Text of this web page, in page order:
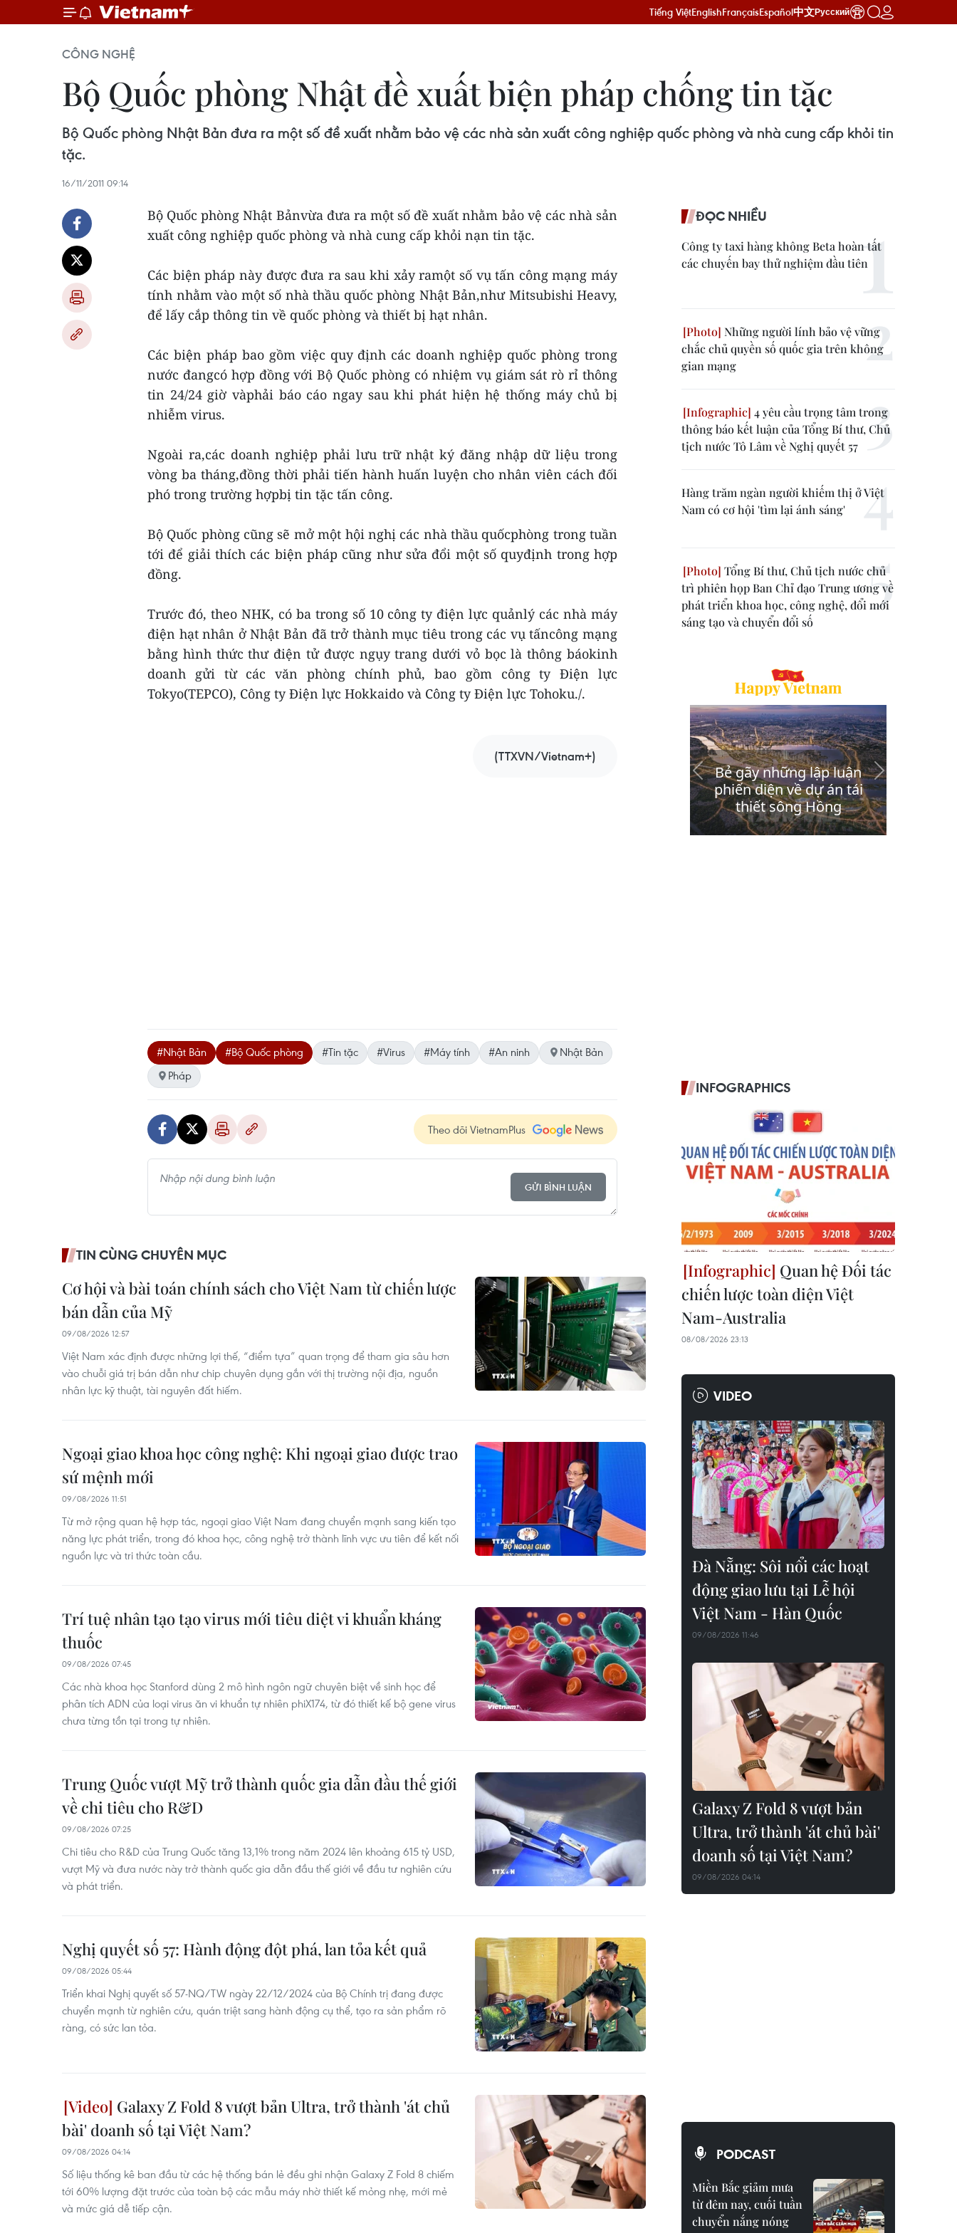
Tiếng ViệtEnglishFrançaisEspañol中文Русский
CÔNG NGHỆ
Bộ Quốc phòng Nhật đề xuất biện pháp chống tin tặc
Bộ Quốc phòng Nhật Bản đưa ra một số đề xuất nhằm bảo vệ các nhà sản xuất công nghiệp quốc phòng và nhà cung cấp khỏi tin
tặc.
16/11/2011 09:14
Bộ Quốc phòng Nhật Bảnvừa đưa ra một số đề xuất nhằm bảo vệ các nhà sản
xuất công nghiệp quốc phòng và nhà cung cấp khỏi nạn tin tặc.
Các biện pháp này được đưa ra sau khi xảy ramột số vụ tấn công mạng máy
tính nhằm vào một số nhà thầu quốc phòng Nhật Bản,như Mitsubishi Heavy,
để lấy cắp thông tin về quốc phòng và thiết bị hạt nhân.
Các biện pháp bao gồm việc quy định các doanh nghiệp quốc phòng trong
nước đangcó hợp đồng với Bộ Quốc phòng có nhiệm vụ giám sát rò rỉ thông
tin 24/24 giờ vàphải báo cáo ngay sau khi phát hiện hệ thống máy chủ bị
nhiễm virus.
Ngoài ra,các doanh nghiệp phải lưu trữ nhật ký đăng nhập dữ liệu trong
vòng ba tháng,đồng thời phải tiến hành huấn luyện cho nhân viên cách đối
phó trong trường hợpbị tin tặc tấn công.
Bộ Quốc phòng cũng sẽ mở một hội nghị các nhà thầu quốcphòng trong tuần
tới để giải thích các biện pháp cũng như sửa đổi một số quyđịnh trong hợp
đồng.
Trước đó, theo NHK, có ba trong số 10 công ty điện lực quảnlý các nhà máy
điện hạt nhân ở Nhật Bản đã trở thành mục tiêu trong các vụ tấncông mạng
bằng hình thức thư điện tử được ngụy trang dưới vỏ bọc là thông báokinh
doanh gửi từ các văn phòng chính phủ, bao gồm công ty Điện lực
Tokyo(TEPCO), Công ty Điện lực Hokkaido và Công ty Điện lực Tohoku./.
(TTXVN/Vietnam+)
#Nhật Bản #Bộ Quốc phòng #Tin tặc #Virus #Máy tính #An ninh
Nhật Bản
Pháp
Theo dõi VietnamPlus
GỬI BÌNH LUẬN
TIN CÙNG CHUYÊN MỤC
Cơ hội và bài toán chính sách cho Việt Nam từ chiến lược
bán dẫn của Mỹ
09/08/2026 12:57
Việt Nam xác định được những lợi thế, “điểm tựa” quan trọng để tham gia sâu hơn
vào chuỗi giá trị bán dẫn như chip chuyên dụng gắn với thị trường nội địa, nguồn
nhân lực kỹ thuật, tài nguyên đất hiếm.
Ngoại giao khoa học công nghệ: Khi ngoại giao được trao
sứ mệnh mới
09/08/2026 11:51
Từ mở rộng quan hệ hợp tác, ngoại giao Việt Nam đang chuyển mạnh sang kiến tạo
năng lực phát triển, trong đó khoa học, công nghệ trở thành lĩnh vực ưu tiên để kết nối
nguồn lực và tri thức toàn cầu.
Trí tuệ nhân tạo tạo virus mới tiêu diệt vi khuẩn kháng
thuốc
09/08/2026 07:45
Các nhà khoa học Stanford dùng 2 mô hình ngôn ngữ chuyên biệt về sinh học để
phân tích ADN của loại virus ăn vi khuẩn tự nhiên phiX174, từ đó thiết kế bộ gene virus
chưa từng tồn tại trong tự nhiên.
Trung Quốc vượt Mỹ trở thành quốc gia dẫn đầu thế giới
về chi tiêu cho R&D
09/08/2026 07:25
Chi tiêu cho R&D của Trung Quốc tăng 13,1% trong năm 2024 lên khoảng 615 tỷ USD,
vượt Mỹ và đưa nước này trở thành quốc gia dẫn đầu thế giới về đầu tư nghiên cứu
và phát triển.
Nghị quyết số 57: Hành động đột phá, lan tỏa kết quả
09/08/2026 05:44
Triển khai Nghị quyết số 57-NQ/TW ngày 22/12/2024 của Bộ Chính trị đang được
chuyển mạnh từ nghiên cứu, quán triệt sang hành động cụ thể, tạo ra sản phẩm rõ
ràng, có sức lan tỏa.
Galaxy Z Fold 8 vượt bản Ultra, trở thành 'át chủ
bài' doanh số tại Việt Nam?
09/08/2026 04:14
Số liệu thống kê ban đầu từ các hệ thống bán lẻ đều ghi nhận Galaxy Z Fold 8 chiếm
tới 60% lượng đặt trước của toàn bộ các mẫu máy nhờ thiết kế mỏng nhẹ, mới mẻ
và mức giá dễ tiếp cận.
ĐỌC NHIỀU
Công ty taxi hàng không Beta hoàn tất
các chuyến bay thử nghiệm đầu tiên
Những người lính bảo vệ vững
chắc chủ quyền số quốc gia trên không
gian mạng
4 yêu cầu trọng tâm trong
thông báo kết luận của Tổng Bí thư, Chủ
tịch nước Tô Lâm về Nghị quyết 57
Hàng trăm ngàn người khiếm thị ở Việt
Nam có cơ hội 'tìm lại ánh sáng'
Tổng Bí thư, Chủ tịch nước chủ
trì phiên họp Ban Chỉ đạo Trung ương về
phát triển khoa học, công nghệ, đổi mới
sáng tạo và chuyển đổi số
INFOGRAPHICS
Quan hệ Đối tác
chiến lược toàn diện Việt
Nam-Australia
08/08/2026 23:13
VIDEO
Đà Nẵng: Sôi nổi các hoạt
động giao lưu tại Lễ hội
Việt Nam - Hàn Quốc
09/08/2026 11:46
Galaxy Z Fold 8 vượt bản
Ultra, trở thành 'át chủ bài'
doanh số tại Việt Nam?
09/08/2026 04:14
PODCAST
Miền Bắc giảm mưa
từ đêm nay, cuối tuần
chuyển nắng nóng